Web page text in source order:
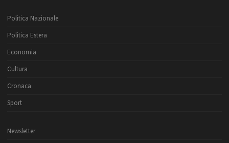
Politica Nazionale
Politica Estera
Economia
Cultura
Cronaca
Sport
Newsletter